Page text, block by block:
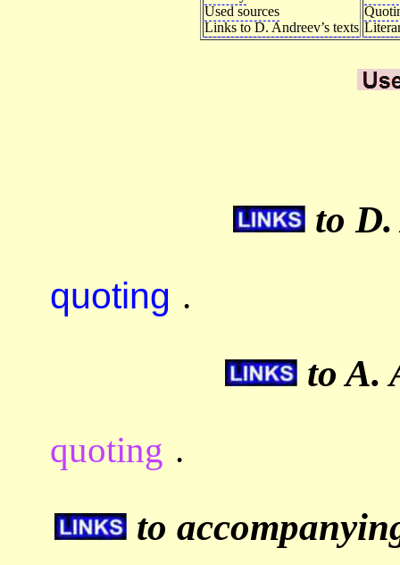
Used sources
Links to D. Andreev’s texts
to D.
quoting .
to A.
quoting .
to